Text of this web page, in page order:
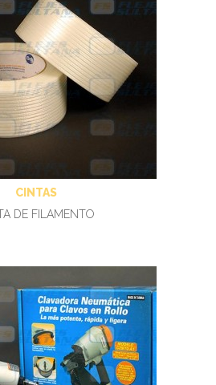
CINTAS
DE FILAMENTO